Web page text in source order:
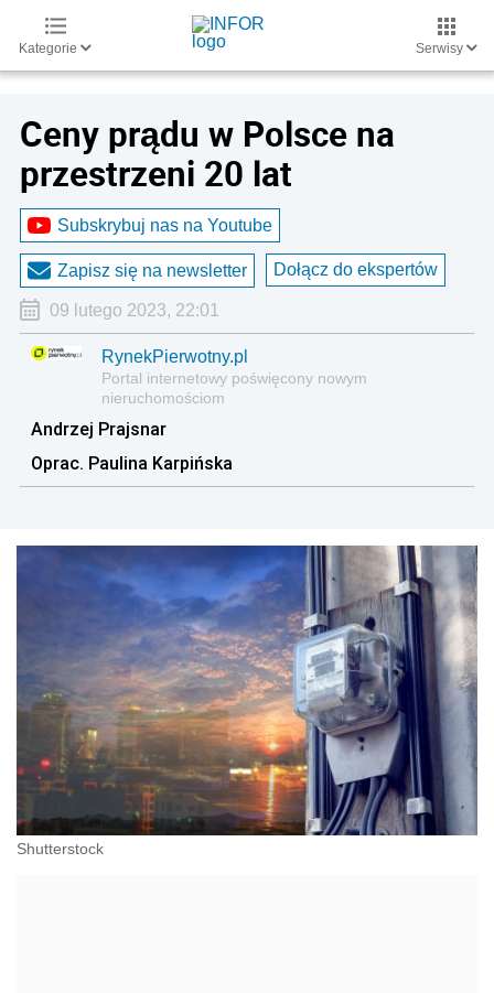
Kategorie Serwisy
Ceny prądu w Polsce na
przestrzeni 20 lat
Subskrybuj nas na Youtube
Zapisz się na newsletter Dołącz do ekspertów
09 lutego 2023, 22:01
RynekPierwotny.pl
Portal internetowy poświęcony nowym
nieruchomościom
Andrzej Prajsnar
Oprac. Paulina Karpińska
Shutterstock